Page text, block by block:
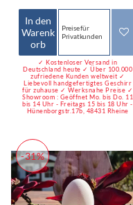
In den
Warenk
orb
Preise für
Privatkunden
✓ Kostenloser Versand in
Deutschland heute ✓ Über 100.000
zufriedene Kunden weltweit ✓
Liebevoll handgefertigtes Geschirr
für zuhause ✓ Werksnahe Preise ✓
Showroom : Geöffnet Mo. bis Do. 11
bis 14 Uhr - Freitags 15 bis 18 Uhr -
Hünenborgstr.17b, 48431 Rheine
-31%